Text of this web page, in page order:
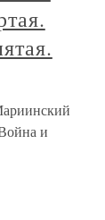
и